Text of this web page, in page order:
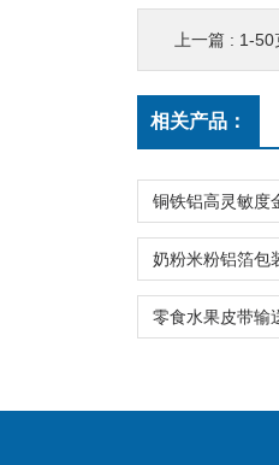
上一篇 : 1-50
相关产品：